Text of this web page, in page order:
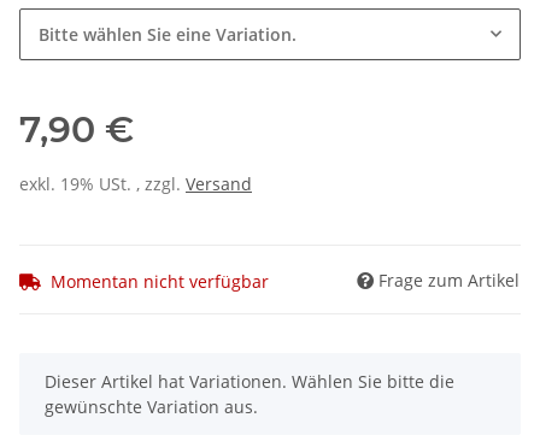
Bitte wählen Sie eine Variation.
7,90 €
exkl. 19% USt. , zzgl. Versand
Momentan nicht verfügbar Frage zum Artikel
x
Dieser Artikel hat Variationen. Wählen Sie bitte die
gewünschte Variation aus.